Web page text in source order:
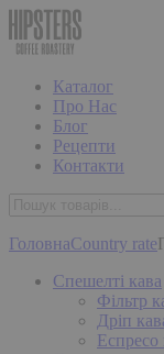
Каталог
Про Нас
Блог
Рецепти
Контакти
ГоловнаCountry rate
Спешелті кава
Фільтр
Дріп
Еспресо